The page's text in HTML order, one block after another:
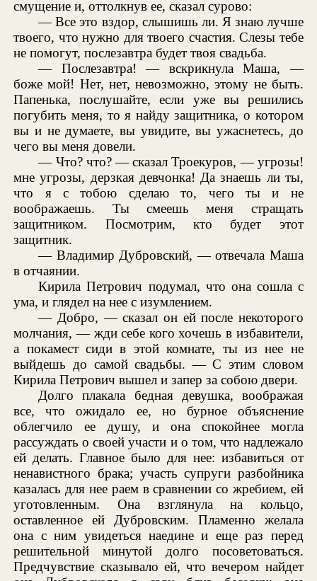
смущение и, оттолкнув ее, сказал сурово:
— Все это вздор, слышишь ли. Я знаю лучше
твоего, что нужно для твоего счастия. Слезы тебе
не помогут, послезавтра будет твоя свадьба.
— Послезавтра! — вскрикнула Маша, —
боже мой! Нет, нет, невозможно, этому не быть.
Папенька, послушайте, если уже вы решились
погубить меня, то я найду защитника, о котором
вы и не думаете, вы увидите, вы ужаснетесь, до
чего вы меня довели.
— Что? что? — сказал Троекуров, — угрозы!
мне угрозы, дерзкая девчонка! Да знаешь ли ты,
что я с тобою сделаю то, чего ты и не
воображаешь. Ты смеешь меня стращать
защитником. Посмотрим, кто будет этот
защитник.
— Владимир Дубровский, — отвечала Маша
в отчаянии.
Кирила Петрович подумал, что она сошла с
ума, и глядел на нее с изумлением.
— Добро, — сказал он ей после некоторого
молчания, — жди себе кого хочешь в избавители,
а покамест сиди в этой комнате, ты из нее не
выйдешь до самой свадьбы. — С этим словом
Кирила Петрович вышел и запер за собою двери.
Долго плакала бедная девушка, воображая
все, что ожидало ее, но бурное объяснение
облегчило ее душу, и она спокойнее могла
рассуждать о своей участи и о том, что надлежало
ей делать. Главное было для нее: избавиться от
ненавистного брака; участь супруги разбойника
казалась для нее раем в сравнении со жребием, ей
уготовленным. Она взглянула на кольцо,
оставленное ей Дубровским. Пламенно желала
она с ним увидеться наедине и еще раз перед
решительной минутой долго посоветоваться.
Предчувствие сказывало ей, что вечером найдет